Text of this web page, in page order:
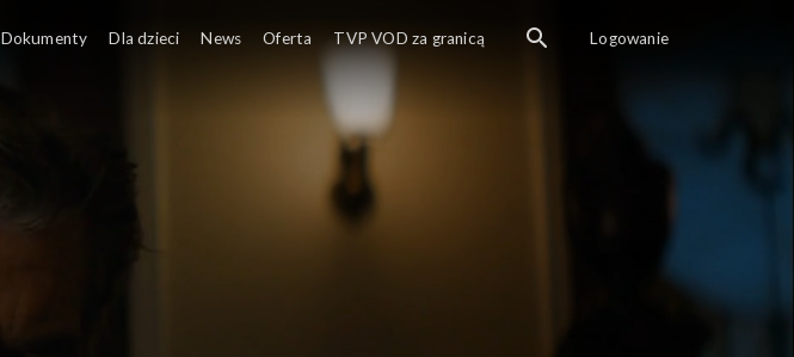
Dokumenty Dla dzieci News Oferta TVP VOD za granicą Logowanie